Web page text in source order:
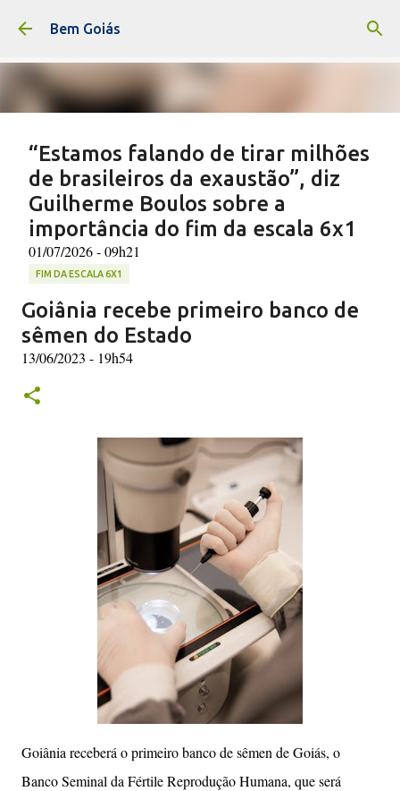
Pular para o conteúdo principal
Bem Goiás
“Estamos falando de tirar milhões
de brasileiros da exaustão”, diz
Guilherme Boulos sobre a
importância do fim da escala 6x1
01/07/2026 - 09h21
FIM DA ESCALA 6X1
(F: Diego Campos/Secom/PR) O fim da escala 6x1 foi
amplamente defendido pelo ministro da Secretaria-
Geral da Presidência da República, Guilherme Boulos,
nesta terça-feira (30). Segundo ele, não existem
aprovada por mais de 70% da população brasileira está
parada numa gaveta. O trabalhador brasileiro não pode
ficar refém disso”, ressaltou. “Nós estamos falando de
dar tempo de descanso para as pessoas, nós estamos
falando de tirar milhões de brasileiros da exaustão, de
garantir que possam ter mais tempo com a sua família.
Não foi por acaso que essa pauta ganhou força, não foi
por acaso que ela tomou as redes sociais, tomou as ruas
e tomou o boca a boca ali na conversa das pessoas no
dia a dia. É porque é uma pauta que significa um grito
de liberdade para o trabalhador brasileiro”, destacou o
ministro. No dia 13 de abril, o presidente Luiz Inácio
Lula da Silva assinou uma mensagem preside...
Goiânia recebe primeiro banco de
sêmen do Estado
13/06/2023 - 19h54
Goiânia receberá o primeiro banco de sêmen de Goiás, o
Banco Seminal da Fértile Reprodução Humana, que será